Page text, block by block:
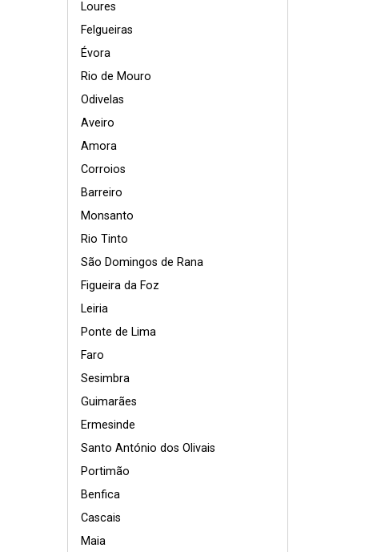
Loures
Felgueiras
Évora
Rio de Mouro
Odivelas
Aveiro
Amora
Corroios
Barreiro
Monsanto
Rio Tinto
São Domingos de Rana
Figueira da Foz
Leiria
Ponte de Lima
Faro
Sesimbra
Guimarães
Ermesinde
Santo António dos Olivais
Portimão
Benfica
Cascais
Maia